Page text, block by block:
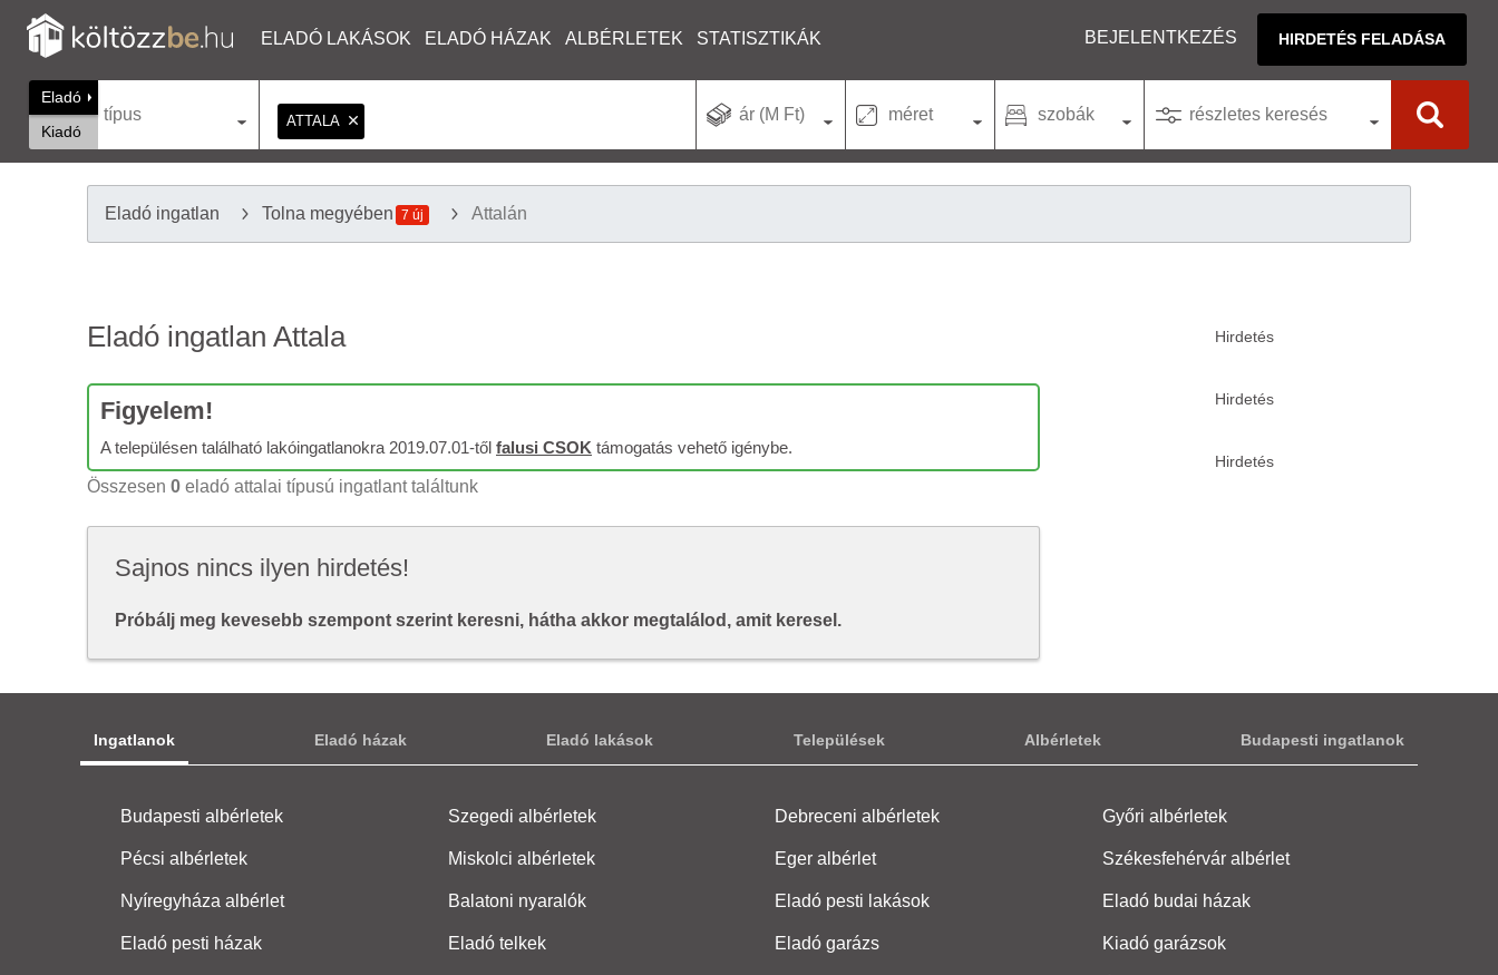
ELADÓ LAKÁSOK ELADÓ HÁZAK ALBÉRLETEK STATISZTIKÁK BEJELENTKEZÉS HIRDETÉS FELADÁSA
Eladó
Kiadó
típus ATTALA ár (M Ft) méret szobák részletes keresés
Eladó ingatlan Tolna megyében 7 új Attalán
Eladó ingatlan Attala
Figyelem!
A településen található lakóingatlanokra 2019.07.01-től falusi CSOK támogatás vehető igénybe.
Összesen 0 eladó attalai típusú ingatlant találtunk
Sajnos nincs ilyen hirdetés!
Próbálj meg kevesebb szempont szerint keresni, hátha akkor megtalálod, amit keresel.
Ingatlanok Eladó házak Eladó lakások Települések Albérletek Budapesti ingatlanok
Budapesti albérletek Szegedi albérletek Debreceni albérletek Győri albérletek
Pécsi albérletek Miskolci albérletek Eger albérlet Székesfehérvár albérlet
Nyíregyháza albérlet Balatoni nyaralók Eladó pesti lakások Eladó budai házak
Eladó pesti házak Eladó telkek Eladó garázs Kiadó garázsok